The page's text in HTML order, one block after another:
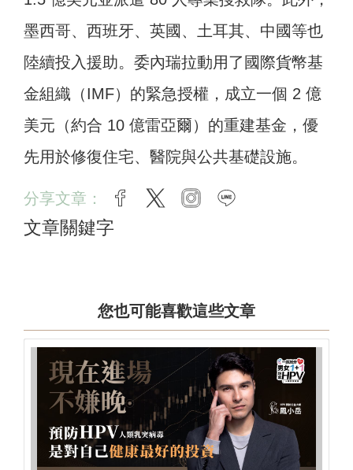
墨西哥、西班牙、英國、土耳其、中國等也
陸續投入援助。委內瑞拉動用了國際貨幣基
金組織（IMF）的緊急授權，成立一個 2 億
美元（約合 10 億雷亞爾）的重建基金，優
先用於修復住宅、醫院與公共基礎設施。
分享文章： facebook
twitter instagram
文章關鍵字
您也可能喜歡這些文章